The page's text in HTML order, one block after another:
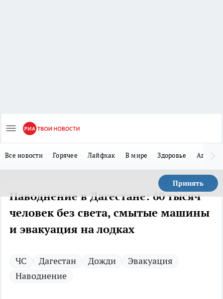
Все новости Горячее Лайфхак В мире Здоровье Авто
Принять
Наводнение в Дагестане: 60 тысяч
человек без света, смытые машины
и эвакуация на лодках
ЧС Дагестан Дожди
Эвакуация
Наводнение